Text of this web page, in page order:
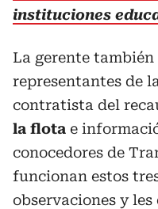
instituciones
La gerente
representantes de
contratista del
la flota e
conocedores de
funcionan estos
observaciones y